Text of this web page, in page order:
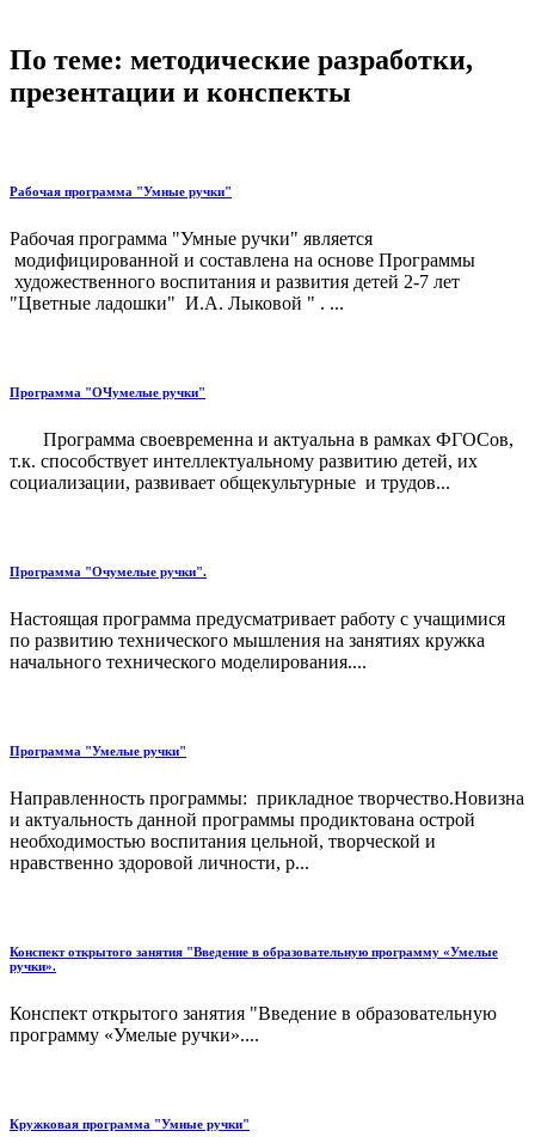
По теме: методические разработки,
презентации и конспекты
Рабочая программа "Умные ручки"
Рабочая программа "Умные ручки" является
модифицированной и составлена на основе Программы
художественного воспитания и развития детей 2-7 лет
"Цветные ладошки" И.А. Лыковой " . ...
Программа "ОЧумелые ручки"
Программа своевременна и актуальна в рамках ФГОСов,
т.к. способствует интеллектуальному развитию детей, их
социализации, развивает общекультурные и трудов...
Программа "Очумелые ручки".
Настоящая программа предусматривает работу с учащимися
по развитию технического мышления на занятиях кружка
начального технического моделирования....
Программа "Умелые ручки"
Направленность программы: прикладное творчество.Новизна
и актуальность данной программы продиктована острой
необходимостью воспитания цельной, творческой и
нравственно здоровой личности, р...
Конспект открытого занятия "Введение в образовательную программу «Умелые
ручки».
Конспект открытого занятия "Введение в образовательную
программу «Умелые ручки»....
Кружковая программа "Умные ручки"